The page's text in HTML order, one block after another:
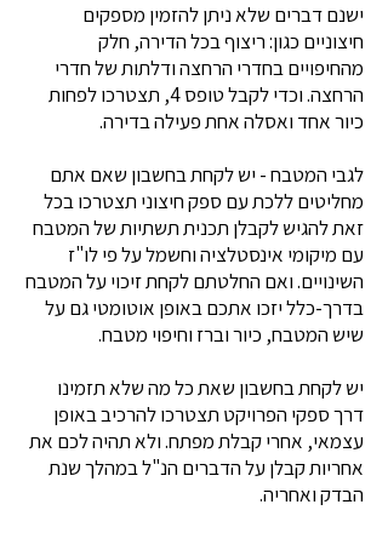
ישנם דברים שלא ניתן להזמין מספקים
חיצוניים כגון: ריצוף בכל הדירה, חלק
מהחיפויים בחדרי הרחצה ודלתות של חדרי
הרחצה. וכדי לקבל טופס 4, תצטרכו לפחות
כיור אחד ואסלה אחת פעילה בדירה.
לגבי המטבח - יש לקחת בחשבון שאם אתם
מחליטים ללכת עם ספק חיצוני תצטרכו בכל
זאת להגיש לקבלן תכנית תשתיות של המטבח
עם מיקומי אינסטלציה וחשמל על פי לו"ז
השינויים. ואם החלטתם לקחת זיכוי על המטבח
בדרך-כלל יזכו אתכם באופן אוטומטי גם על
שיש המטבח, כיור וברז וחיפוי מטבח.
יש לקחת בחשבון שאת כל מה שלא תזמינו
דרך ספקי הפרויקט תצטרכו להרכיב באופן
עצמאי, אחרי קבלת מפתח. ולא תהיה לכם את
אחריות קבלן על הדברים הנ"ל במהלך שנת
הבדק ואחריה.